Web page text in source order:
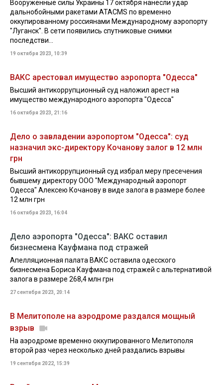
Вооруженные силы Украины 17 октября нанесли удар
дальнобойными ракетами ATACMS по временно
оккупированному россиянами Международному аэропорту
"Луганск". В сети появились спутниковые снимки
последстви...
19 октября 2023, 10:39
ВАКС арестовал имущество аэропорта "Одесса"
Высший антикоррупционный суд наложил арест на
имущество международного аэропорта "Одесса"
16 октября 2023, 21:16
Дело о завладении аэропортом "Одесса": суд
назначил экс-директору Кочанову залог в 12 млн
грн
Высший антикоррупционный суд избрал меру пресечения
бывшему директору ООО "Международный аэропорт
Одесса" Алексею Кочанову в виде залога в размере более
12 млн грн
16 октября 2023, 16:04
Дело аэропорта "Одесса": ВАКС оставил
бизнесмена Кауфмана под стражей
Апелляционная палата ВАКС оставила одесского
бизнесмена Бориса Кауфмана под стражей с альтернативой
залога в размере 268,4 млн грн
27 сентября 2023, 20:14
В Мелитополе на аэродроме раздался мощный
взрыв
На аэродроме временно оккупированного Мелитополя
второй раз через несколько дней раздались взрывы
19 сентября 2022, 15:39